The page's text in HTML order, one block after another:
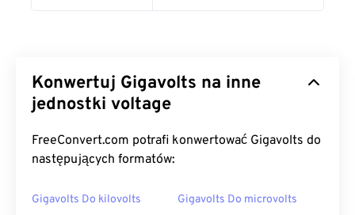
Konwertuj Gigavolts na inne
jednostki voltage
FreeConvert.com potrafi konwertować Gigavolts do
następujących formatów:
Gigavolts Do kilovolts Gigavolts Do microvolts